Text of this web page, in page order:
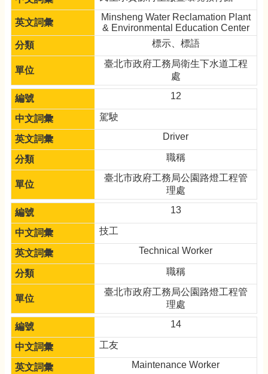
Minsheng Water Reclamation Plant
& Environmental Education Center
標示、標語
臺北市政府工務局衛生下水道工程
處
12
駕駛
Driver
職稱
臺北市政府工務局公園路燈工程管
理處
13
技工
Technical Worker
職稱
臺北市政府工務局公園路燈工程管
理處
14
工友
Maintenance Worker